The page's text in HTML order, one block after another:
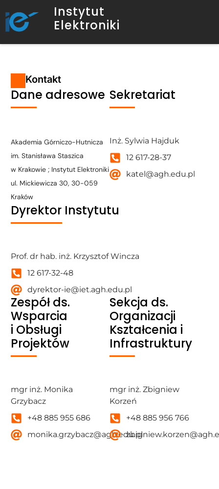
Instytut
Elektroniki
Kontakt
Dane adresowe
Akademia Górniczo-Hutnicza
im. Stanisława Staszica
w Krakowie ; Instytut Elektroniki
ul. Mickiewicza 30, 30-059
Kraków
Sekretariat
Inż. Sylwia Hajduk
12 617-28-37
katel@agh.edu.pl
Dyrektor Instytutu
Prof. dr hab. inż. Krzysztof Wincza
12 617-32-48
dyrektor-ie@iet.agh.edu.pl
Zespół ds.
Wsparcia
i Obsługi
Projektów
mgr inż. Monika
Grzybacz
+48 885 955 686
monika.grzybacz@agh.edu.pl
Sekcja ds.
Organizacji
Kształcenia i
Infrastruktury
mgr inż. Zbigniew
Korzeń
+48 885 956 766